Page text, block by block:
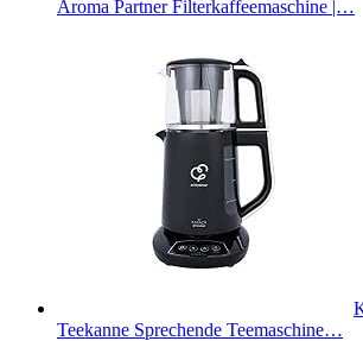
Aroma Partner Filterkaffeemaschine |…
Teekanne Sprechende Teemaschine…